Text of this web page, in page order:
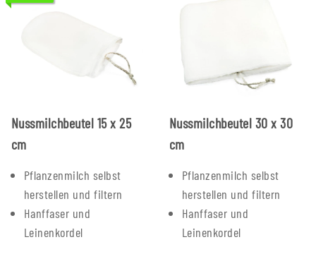
Nussmilchbeutel 15 x 25
cm
Pflanzenmilch selbst
herstellen und filtern
Hanffaser und
Leinenkordel
Nussmilchbeutel 30 x 30
cm
Pflanzenmilch selbst
herstellen und filtern
Hanffaser und
Leinenkordel